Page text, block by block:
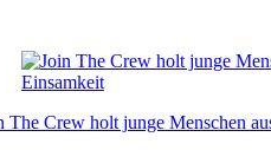
The Crew holt junge Menschen